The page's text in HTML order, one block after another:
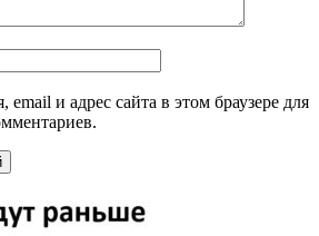
и адрес сайта в этом браузере для